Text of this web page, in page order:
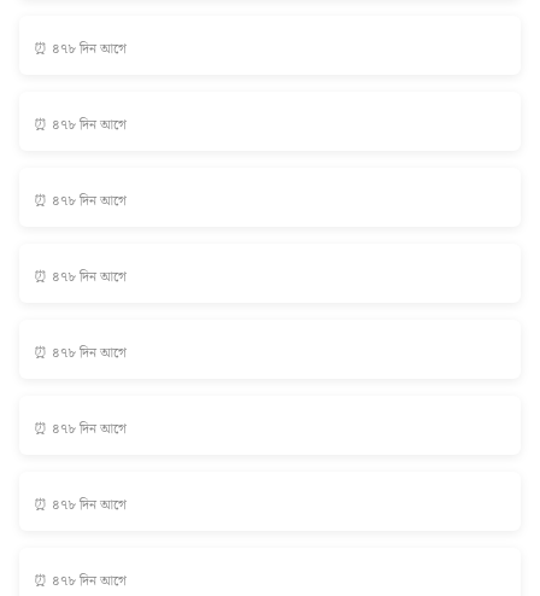
⏰ ৪৭৮ দিন আগে
⏰ ৪৭৮ দিন আগে
⏰ ৪৭৮ দিন আগে
⏰ ৪৭৮ দিন আগে
⏰ ৪৭৮ দিন আগে
⏰ ৪৭৮ দিন আগে
⏰ ৪৭৮ দিন আগে
⏰ ৪৭৮ দিন আগে